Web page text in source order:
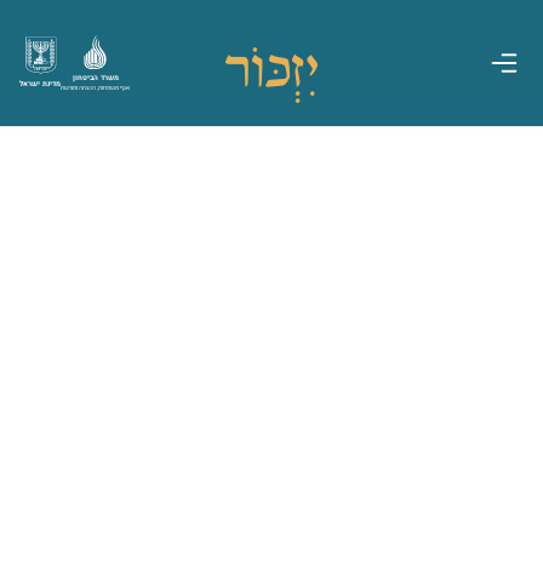
מדינת ישראל
משרד הביטחון
אגף משפחות, הנצחה ומורשת